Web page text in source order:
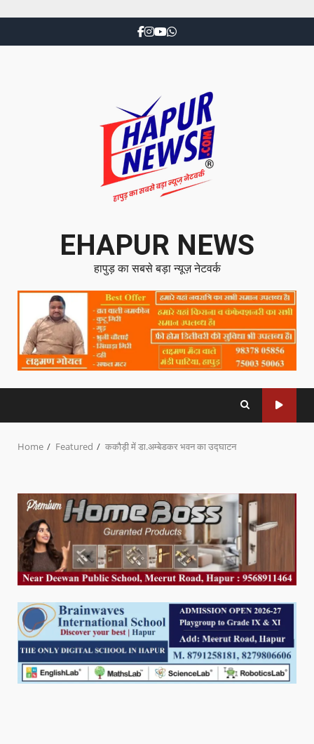
EHAPUR NEWS
हापुड़ का सबसे बड़ा न्यूज़ नेटवर्क
Home Featured ककौड़ी में डा.अम्बेडकर भवन का उद्घाटन